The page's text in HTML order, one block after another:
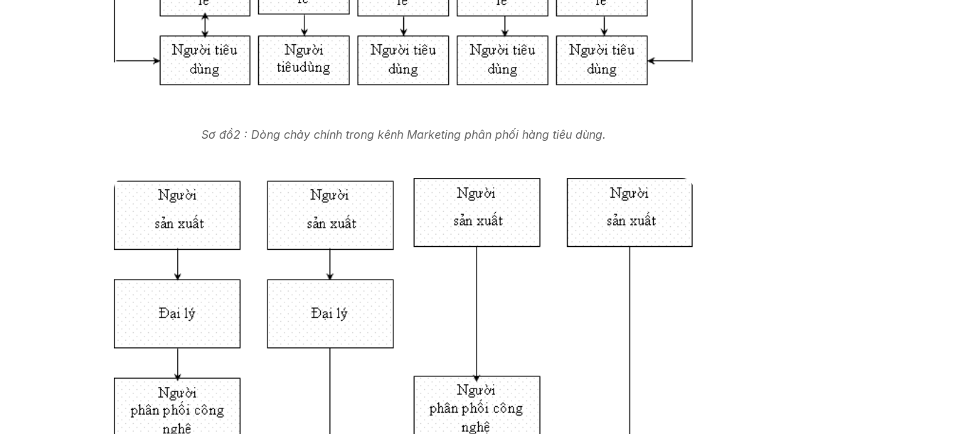
Sơ đồ2 : Dòng chảy chính trong kênh Marketing phân phối hàng tiêu dùng.